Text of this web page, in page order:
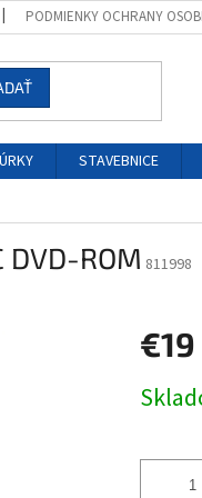
PODMIENKY OCHRANY
STAVEBNICE
DVD-ROM 811998
€19
cena: